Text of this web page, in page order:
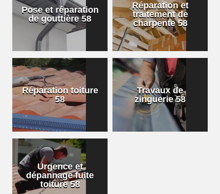
Pose et réparation
de gouttière 58
Réparation et
traitement de
charpente 58
Réparation toiture
58
Travaux de
zinguerie 58
Urgence et
dépannage fuite
toiture 58